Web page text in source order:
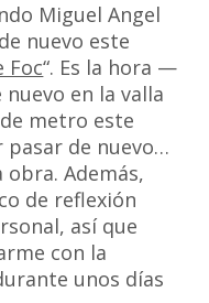
Miguel Angel
nuevo este
Foc“. Es la hora —
en la valla
metro este
pasar de nuevo…
obra. Además,
de reflexión
así que
con la
unos días